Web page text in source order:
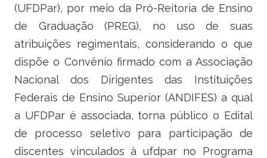
Ministério do Planejamento, Desenvolvimento e Gestão
Ministério da Ciência, Tecnologia, Inovações e Comunicações
Ministério do Esporte
(UFDPar), por meio da Pró-Reitoria de Ensino
de Graduação (PREG), no uso de suas
atribuições regimentais, considerando o que
dispõe o Convênio firmado com a Associação
Nacional dos Dirigentes das Instituições
Federais de Ensino Superior (ANDIFES) a qual
a UFDPar é associada, torna público o Edital
de processo seletivo para participação de
discentes vinculados à ufdpar no Programa